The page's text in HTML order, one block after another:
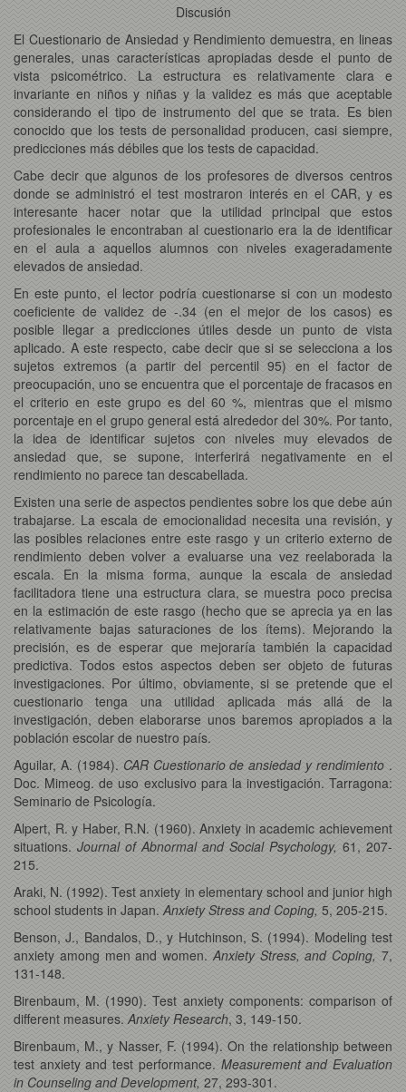
Discusión
El Cuestionario de Ansiedad y Rendimiento demuestra, en lineas
generales, unas características apropiadas desde el punto de
vista psicométrico. La estructura es relativamente clara e
invariante en niños y niñas y la validez es más que aceptable
considerando el tipo de instrumento del que se trata. Es bien
conocido que los tests de personalidad producen, casi siempre,
predicciones más débiles que los tests de capacidad.
Cabe decir que algunos de los profesores de diversos centros
donde se administró el test mostraron interés en el CAR, y es
interesante hacer notar que la utilidad principal que estos
profesionales le encontraban al cuestionario era la de identificar
en el aula a aquellos alumnos con niveles exageradamente
elevados de ansiedad.
En este punto, el lector podría cuestionarse si con un modesto
coeficiente de validez de -.34 (en el mejor de los casos) es
posible llegar a predicciones útiles desde un punto de vista
aplicado. A este respecto, cabe decir que si se selecciona a los
sujetos extremos (a partir del percentil 95) en el factor de
preocupación, uno se encuentra que el porcentaje de fracasos en
el criterio en este grupo es del 60 %, mientras que el mismo
porcentaje en el grupo general está alrededor del 30%. Por tanto,
la idea de identificar sujetos con niveles muy elevados de
ansiedad que, se supone, interferirá negativamente en el
rendimiento no parece tan descabellada.
Existen una serie de aspectos pendientes sobre los que debe aún
trabajarse. La escala de emocionalidad necesita una revisión, y
las posibles relaciones entre este rasgo y un criterio externo de
rendimiento deben volver a evaluarse una vez reelaborada la
escala. En la misma forma, aunque la escala de ansiedad
facilitadora tiene una estructura clara, se muestra poco precisa
en la estimación de este rasgo (hecho que se aprecia ya en las
relativamente bajas saturaciones de los ítems). Mejorando la
precisión, es de esperar que mejoraría también la capacidad
predictiva. Todos estos aspectos deben ser objeto de futuras
investigaciones. Por último, obviamente, si se pretende que el
cuestionario tenga una utilidad aplicada más allá de la
investigación, deben elaborarse unos baremos apropiados a la
población escolar de nuestro país.
Aguilar, A. (1984). CAR Cuestionario de ansiedad y rendimiento .
Doc. Mimeog. de uso exclusivo para la investigación. Tarragona:
Seminario de Psicología.
Alpert, R. y Haber, R.N. (1960). Anxiety in academic achievement
situations. Journal of Abnormal and Social Psychology, 61, 207-
215.
Araki, N. (1992). Test anxiety in elementary school and junior high
school students in Japan. Anxiety Stress and Coping, 5, 205-215.
Benson, J., Bandalos, D., y Hutchinson, S. (1994). Modeling test
anxiety among men and women. Anxiety Stress, and Coping, 7,
131-148.
Birenbaum, M. (1990). Test anxiety components: comparison of
different measures. Anxiety Research, 3, 149-150.
Birenbaum, M., y Nasser, F. (1994). On the relationship between
test anxiety and test performance. Measurement and Evaluation
in Counseling and Development, 27, 293-301.